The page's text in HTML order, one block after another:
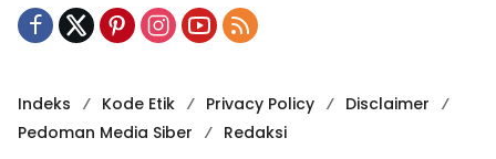
Indeks Kode Etik Privacy Policy
Disclaimer
Pedoman Media Siber
Redaksi